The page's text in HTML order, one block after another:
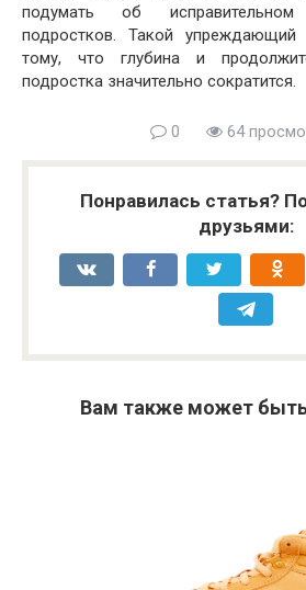
подумать об
подростков. Такой
тому, что глубина и
подростка значительно сократится.
0 64
Понравилась статья?
друзьями:
Вам также может быть